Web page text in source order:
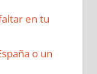
en tu
o un